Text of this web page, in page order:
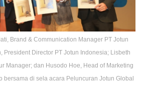
Brand & Communication Manager PT Jotun
President Director PT Jotun Indonesia; Lisbeth
Manager; dan Husodo Hoe, Head of Marketing
bersama di sela acara Peluncuran Jotun Global